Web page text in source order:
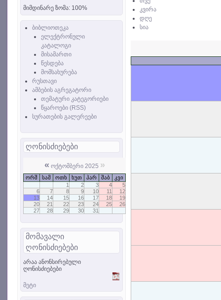
მიმდინარე ზომა: 100%
ბიბლიოთეკა
ელექტრონული
კატალოგი
მისამართი
წესდება
მომსახურება
რუსთავი
ამბების აგრეგატორი
თემატური კატეგორიები
წყაროები (RSS)
სურათების გალერეები
ღონისძიებები
« ოქტომბერი 2025 »
ორშ სამ ოთხ ხუთ პარ შაბ
კვი
1
2 3 4
5
6
7 8 9 10 11
12
13
14 15 16 17 18
19
20
21 22 23 24 25
26
27
28 29 30 31
მომავალი
ღონისძიებები
არაა ანონსირებული
ღონისძიებები
მეტი
კვირა
დღე
სია